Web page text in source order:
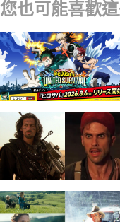
您也可能喜歡